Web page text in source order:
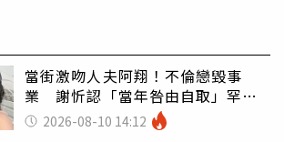
當街激吻人夫阿翔！不倫戀毀事
業 謝忻認「當年咎由自取」罕吐
心聲2026-08-10 14:12